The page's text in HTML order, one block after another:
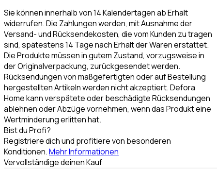
Sie können innerhalb von 14 Kalendertagen ab Erhalt
widerrufen. Die Zahlungen werden, mit Ausnahme der
Versand- und Rücksendekosten, die vom Kunden zu tragen
sind, spätestens 14 Tage nach Erhalt der Waren erstattet.
Die Produkte müssen in gutem Zustand, vorzugsweise in
der Originalverpackung, zurückgesendet werden.
Rücksendungen von maßgefertigten oder auf Bestellung
hergestellten Artikeln werden nicht akzeptiert. Defora
Home kann verspätete oder beschädigte Rücksendungen
ablehnen oder Abzüge vornehmen, wenn das Produkt eine
Wertminderung erlitten hat.
Bist du Profi?
Registriere dich und profitiere von besonderen
Konditionen.Mehr Informationen
Vervollständige deinen Kauf